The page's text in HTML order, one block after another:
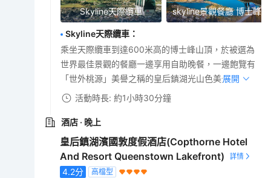
Skyline天際纜車 skyline景觀餐廳 博士峰
Skyline天際纜車 ：
乘坐天際纜車到達600米高的博士峰山頂，於被選為
世界最佳景觀的餐廳一邊享用自助晚餐，一邊飽覽有
「世外桃源」美譽之稱的皇后鎮湖光山色美景。
展開
活動時長: 約1小時30分鐘
酒店 · 晚上
皇后鎮湖濱國敦度假酒店(Copthorne Hotel
And Resort Queenstown Lakefront)
4.2分 高檔型